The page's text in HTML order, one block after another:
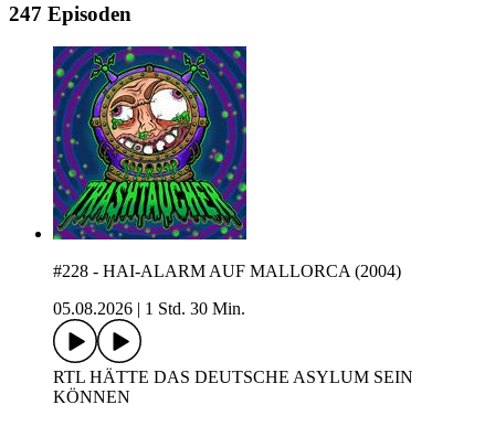
247 Episoden
#228 - HAI-ALARM AUF MALLORCA (2004)
05.08.2026
1 Std. 30 Min.
RTL HÄTTE DAS DEUTSCHE ASYLUM SEIN
KÖNNEN